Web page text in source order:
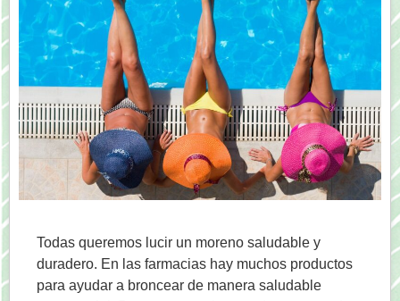
Todas queremos lucir un moreno saludable y
duradero. En las farmacias hay muchos productos
para ayudar a broncear de manera saludable